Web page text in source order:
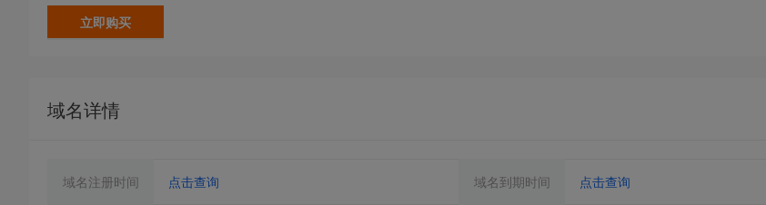
立即购买
域名详情
域名注册时间 点击查询 域名到期时间 点击查询